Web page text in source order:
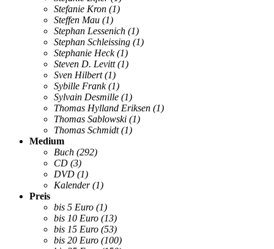
Stefanie Kron (1)
Steffen Mau (1)
Stephan Lessenich (1)
Stephan Schleissing (1)
Stephanie Heck (1)
Steven D. Levitt (1)
Sven Hilbert (1)
Sybille Frank (1)
Sylvain Desmille (1)
Thomas Hylland Eriksen (1)
Thomas Sablowski (1)
Thomas Schmidt (1)
Medium
Buch (292)
CD (3)
DVD (1)
Kalender (1)
Preis
bis 5 Euro (1)
bis 10 Euro (13)
bis 15 Euro (53)
bis 20 Euro (100)